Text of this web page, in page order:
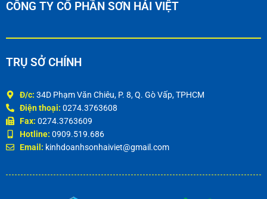
CÔNG TY CỔ PHẦN SƠN HẢI VIỆT
TRỤ SỞ CHÍNH
Đ/c: 34D Phạm Văn Chiêu, P. 8, Q. Gò Vấp, TPHCM
Điện thoại: 0274.3763608
Fax: 0274.3763609
Hotline: 0909.519.686
Email: kinhdoanhsonhaiviet@gmail.com